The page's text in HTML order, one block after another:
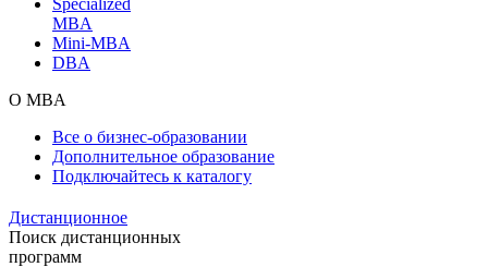
MBA
Mini-MBA
DBA
О MBA
Все о бизнес-образовании
Дополнительное образование
Подключайтесь к каталогу
Дистанционное
Поиск дистанционных
программ